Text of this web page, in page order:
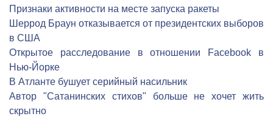
Признаки активности на месте запуска ракеты
Шеррод Браун отказывается от президентских выборов
в США
Открытое расследование в отношении Facebook в
Нью-Йорке
В Атланте бушует серийный насильник
Автор "Сатанинских стихов" больше не хочет жить
скрытно